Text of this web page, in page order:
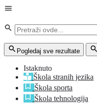
Pogledaj sve rezultate
Istaknuto
Škola stranih jezika
Škola sporta
Škola tehnologija